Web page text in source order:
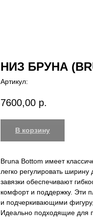
НИЗ БРУНА
Артикул:
7600,00 р.
В корзину
Bruna Bottom имеет
легко регулировать
завязки обеспечивают
комфорт и поддержку. Эти
и подчеркивающими
Идеально подходящие для